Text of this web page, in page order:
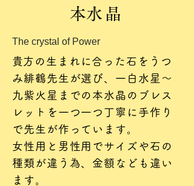
​本水晶
The crystal of Power
​貴方の生まれに合った石をうつ
み緋鶴先生が選び、一白水星～
九紫火星までの本水晶のブレス
レットを一つ一つ丁寧に手作り
で先生が作っています。
女性用と男性用でサイズや石の
種類が違う為、金額なども違い
ます。